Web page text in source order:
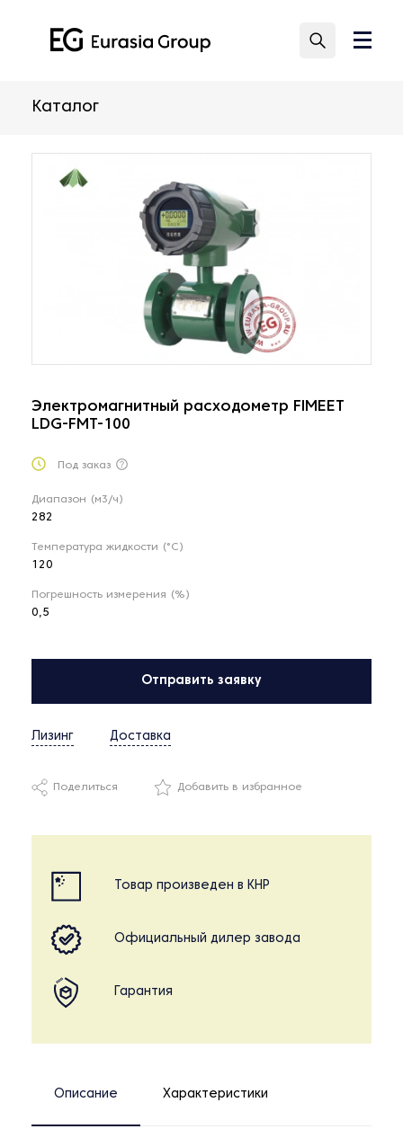
Каталог
Электромагнитный расходометр FIMEET
LDG-FMT-100
Под заказ
Диапазон (м3/ч)
282
Температура жидкости (°С)
120
Погрешность измерения (%)
0,5
Отправить заявку
Лизинг Доставка
Поделиться Добавить в избранное
Товар произведен в КНР
Официальный дилер завода
Гарантия
Описание Характеристики